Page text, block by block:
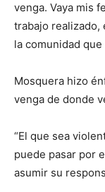
venga. Vaya mis
trabajo realizado,
la comunidad
Mosquera hizo
venga de donde
“El que sea
puede pasar por
asumir su